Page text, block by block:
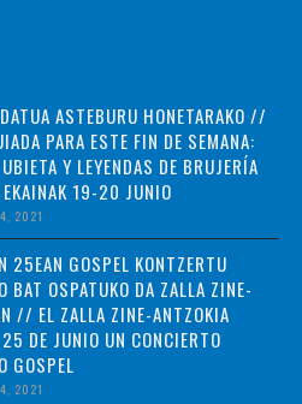
ASTEBURU HONETARAKO //
PARA ESTE FIN DE SEMANA:
Y LEYENDAS DE BRUJERÍA
EKAINAK 19-20 JUNIO
2021
25EAN GOSPEL KONTZERTU
BAT OSPATUKO DA ZALLA ZINE-
// EL ZALLA ZINE-ANTZOKIA
25 DE JUNIO UN CONCIERTO
GOSPEL
2021